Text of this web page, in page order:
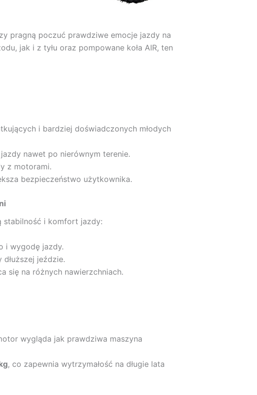
pragną poczuć prawdziwe emocje jazdy na
jak i z tyłu oraz pompowane koła AIR, ten
i bardziej doświadczonych młodych
nawet po nierównym terenie.
z motorami.
bezpieczeństwo użytkownika.
stabilność i komfort jazdy:
i wygodę jazdy.
jeździe.
się na różnych nawierzchniach.
wygląda jak prawdziwa maszyna
, co zapewnia wytrzymałość na długie lata